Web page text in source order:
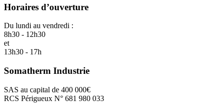
Horaires d’ouverture
Du lundi au vendredi :
8h30 - 12h30
et
13h30 - 17h
Somatherm Industrie
SAS au capital de 400 000€
RCS Périgueux N° 681 980 033